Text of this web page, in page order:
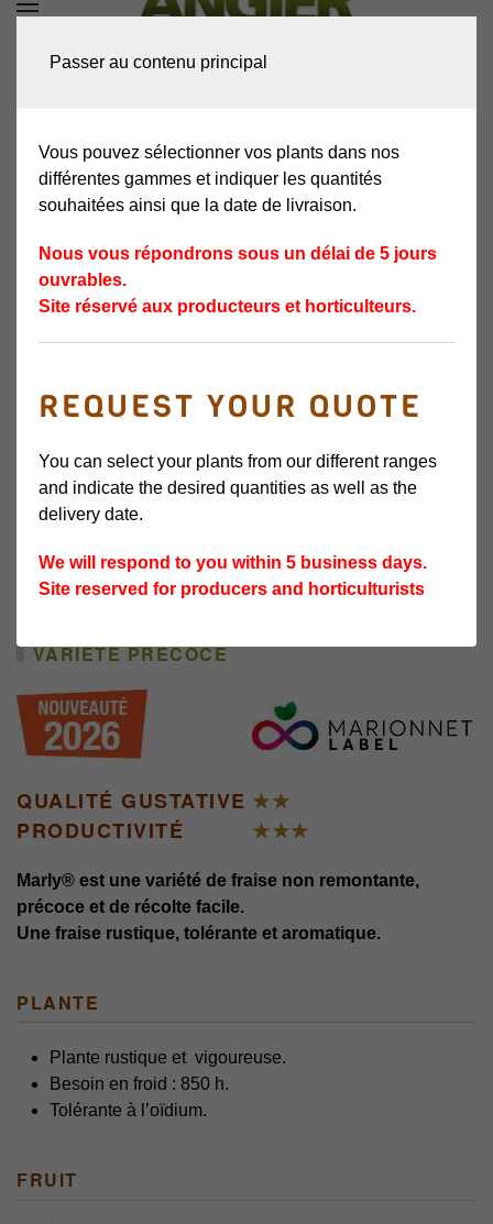
Passer au contenu principal
MARLY
VARIÉTÉ PRÉCOCE
QUALITÉ GUSTATIVE ★★
PRODUCTIVITÉ
★★★
Marly® est une variété de fraise non remontante,
précoce et de récolte facile.
Une fraise rustique, tolérante et aromatique.
PLANTE
Plante rustique et vigoureuse.
Besoin en froid : 850 h.
Tolérante à l’oïdium.
FRUIT
DEMANDEZ VOTRE
Vous pouvez sélectionner vos plants dans nos
différentes gammes et indiquer les quantités
souhaitées ainsi que la date de livraison.
Nous vous répondrons sous un délai de 5 jours
ouvrables.
Site réservé aux producteurs et horticulteurs.
REQUEST YOUR QUOTE
You can select your plants from our different ranges
and indicate the desired quantities as well as the
delivery date.
We will respond to you within 5 business days.
Site reserved for producers and horticulturists